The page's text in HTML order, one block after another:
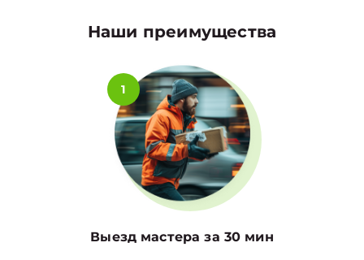
Наши преимущества
1
Выезд мастера за 30 мин